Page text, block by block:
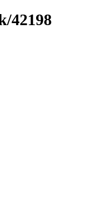
42198